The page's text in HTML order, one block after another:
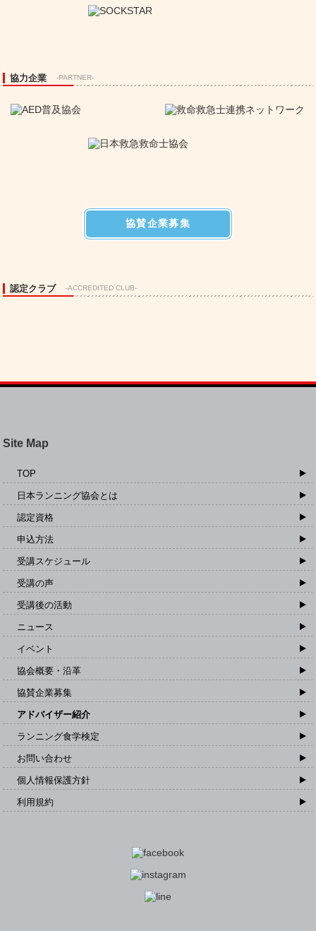
協力企業 -PARTNER-
協賛企業募集
認定クラブ -ACCREDITED CLUB-
Site Map
TOP
日本ランニング協会とは
認定資格
申込方法
受講スケジュール
受講の声
受講後の活動
ニュース
イベント
協会概要・沿革
協賛企業募集
アドバイザー紹介
ランニング食学検定
お問い合わせ
個人情報保護方針
利用規約